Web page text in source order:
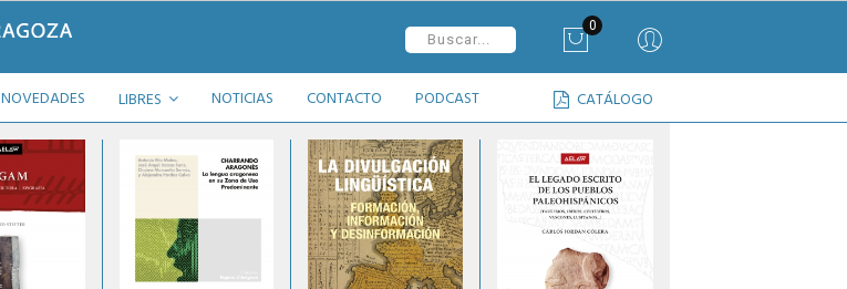
0
CATÁLOGO
NOVEDADES LIBRES NOTICIAS CONTACTO PODCAST